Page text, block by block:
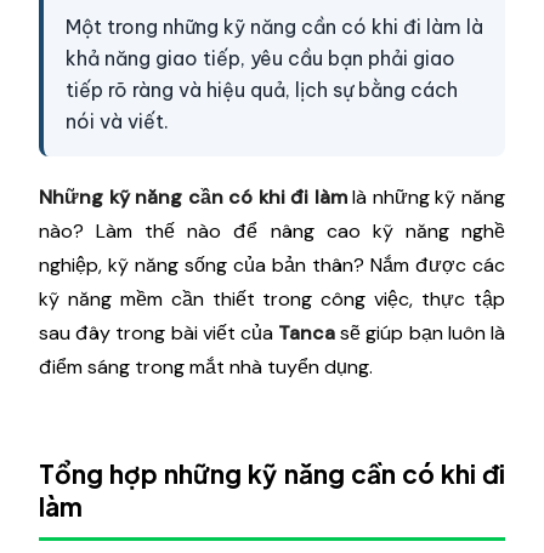
Một trong những kỹ năng cần có khi đi làm là
khả năng giao tiếp, yêu cầu bạn phải giao
tiếp rõ ràng và hiệu quả, lịch sự bằng cách
nói và viết.
Những kỹ năng cần có khi đi làmlà những kỹ năng
nào? Làm thế nào để nâng cao kỹ năng nghề
nghiệp, kỹ năng sống của bản thân? Nắm được các
kỹ năng mềm cần thiết trong công việc, thực tập
sau đây trong bài viết của Tancasẽ giúp bạn luôn là
điểm sáng trong mắt nhà tuyển dụng.
Tổng hợp những kỹ năng cần có khi đi
làm